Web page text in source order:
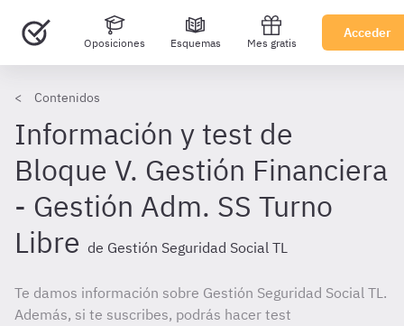
Oposiciones Esquemas Mes gratis
Acceder
Contenidos
Información y test de
Bloque V. Gestión Financiera
- Gestión Adm. SS Turno
Libre de Gestión Seguridad Social TL
Te damos información sobre Gestión Seguridad Social TL.
Además, si te suscribes, podrás hacer test